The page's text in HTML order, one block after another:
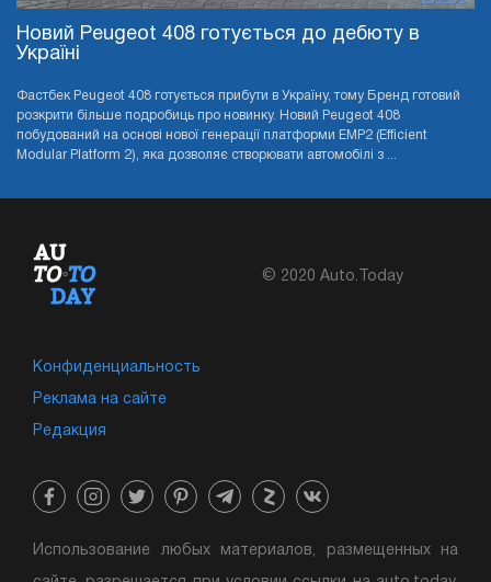
Новий Peugeot 408 готується до дебюту в
Україні
Фастбек Peugeot 408 готується прибути в Україну, тому Бренд готовий
розкрити більше подробиць про новинку. Новий Peugeot 408
побудований на основі нової генерації платформи EMP2 (Efficient
Modular Platform 2), яка дозволяє створювати автомобілі з ...
© 2020 Auto.Today
Конфиденциальность
Реклама на сайте
Редакция
Использование любых материалов, размещенных на